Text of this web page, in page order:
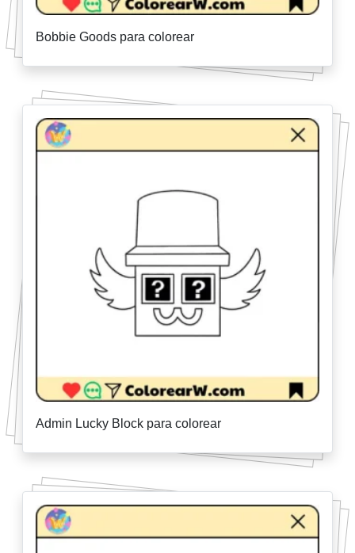
Bobbie Goods para colorear
Admin Lucky Block para colorear